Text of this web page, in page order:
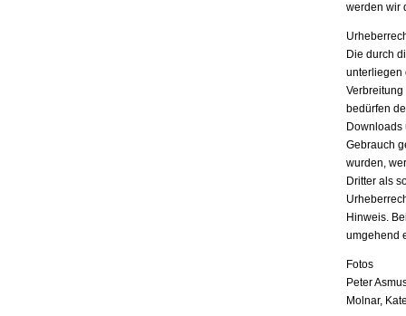
werden wir
Die durch
unterliegen
bedürfen
Downloads
Gebrauch
wurden,
Dritter als
Hinweis.
umgehend
Fotos
Peter
Molnar,